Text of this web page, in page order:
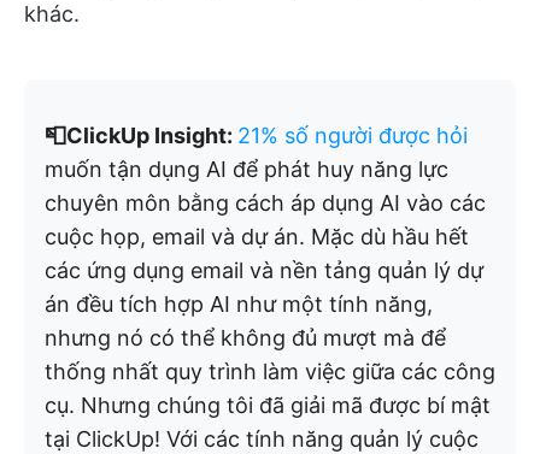
khác.
📮ClickUp Insight: 21% số người được hỏi
muốn tận dụng AI để phát huy năng lực
chuyên môn bằng cách áp dụng AI vào các
cuộc họp, email và dự án. Mặc dù hầu hết
các ứng dụng email và nền tảng quản lý dự
án đều tích hợp AI như một tính năng,
nhưng nó có thể không đủ mượt mà để
thống nhất quy trình làm việc giữa các công
cụ. Nhưng chúng tôi đã giải mã được bí mật
tại ClickUp! Với các tính năng quản lý cuộc